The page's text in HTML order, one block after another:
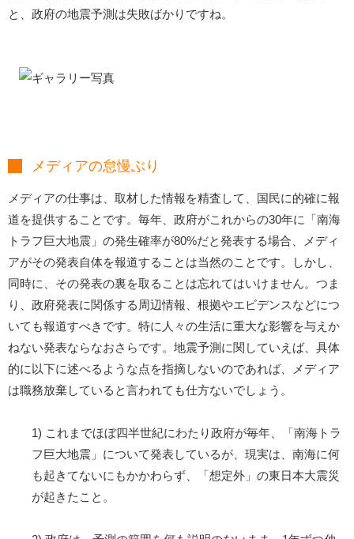
と、政府の地震予測は失敗ばかりですね。
メディアの怠慢ぶり
メディアの仕事は、取材した情報を精査して、国民に的確に報
道を提供することです。毎年、政府がこれからの30年に「南海
トラフ巨大地震」の発生確率が80%だと発表する場合、メディ
アがその発表自体を報道することは当然のことです。しかし、
同時に、その発表の裏を取ることは忘れてはいけません。つま
り、政府発表に関係する周辺情報、根拠やエビデンスなどにつ
いても報道すべきです。特に人々の生活に重大な影響を与えか
ねない発表ならなおさらです。地震予測に関していえば、具体
的に以下に述べるような点を指摘しないのであれば、メディア
は職務放棄していると言われても仕方ないでしょう。
1) これまでほぼ四半世紀にわたり政府が毎年、「南海トラ
フ巨大地震」について発表しているが、現実は、南海に何
も起きてないにもかかわらず、「想定外」の東日本大震災
が起きたこと。